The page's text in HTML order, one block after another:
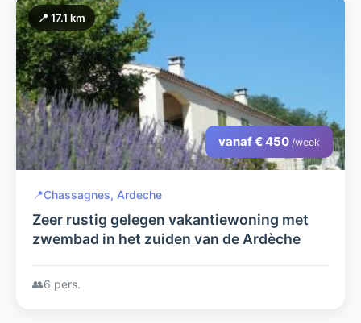
📍 17.1 km
vanaf € 450 /week
📍Chassagnes, Ardeche
Zeer rustig gelegen vakantiewoning met
zwembad in het zuiden van de Ardèche
👥6 pers.